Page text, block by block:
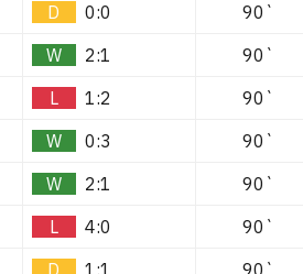
D 0:0
90`
W 2:1 90`
L 1:2 90`
W 0:3
90`
W 2:1 90`
L 4:0 90`
D 1:1 90`